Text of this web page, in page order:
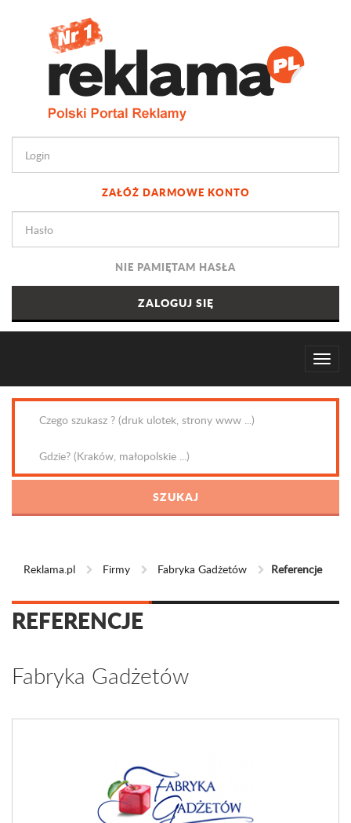
ZAŁÓŻ DARMOWE KONTO
NIE PAMIĘTAM HASŁA
Reklama.pl Firmy Fabryka Gadżetów Referencje
REFERENCJE
Fabryka Gadżetów